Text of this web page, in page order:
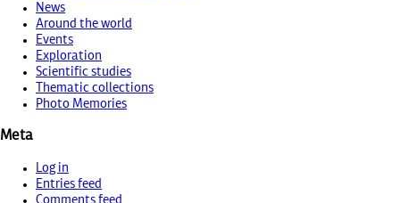
News
Around the world
Events
Exploration
Scientific studies
Thematic collections
Photo Memories
Meta
Log in
Entries feed
Comments feed